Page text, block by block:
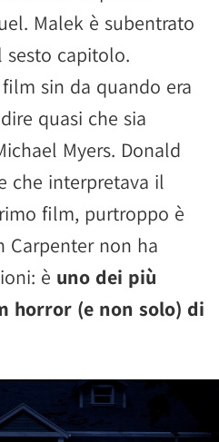
Malek è subentrato
sesto capitolo.
sin da quando era
quasi che sia
Myers. Donald
che interpretava il
film, purtroppo è
Carpenter non ha
è uno dei più
horror (e non solo) di